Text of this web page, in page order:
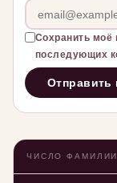
Сохранить моё
последующих
ЧИСЛО ФАМИЛИИ